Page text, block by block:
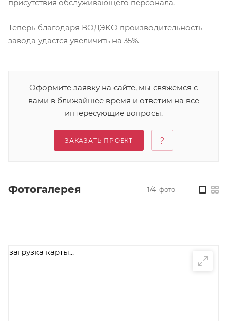
присутствия обслуживающего персонала.
Теперь благодаря ВОДЭКО производительность
завода удастся увеличить на 35%.
Оформите заявку на сайте, мы свяжемся с
вами в ближайшее время и ответим на все
интересующие вопросы.
ЗАКАЗАТЬ ПРОЕКТ
Фотогалерея 1/4 фото
загрузка карты...